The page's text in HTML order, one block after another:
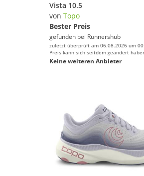
Vista 10.5
von Topo
Bester Preis
gefunden bei Runnershub
zuletzt überprüft am 06.08.2026 um
Preis kann sich seitdem geändert
Keine weiteren Anbieter